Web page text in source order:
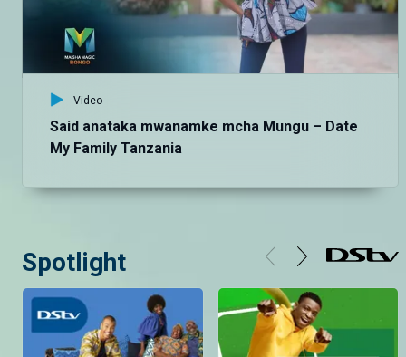
Video
Said anataka mwanamke mcha Mungu – Date
My Family Tanzania
Spotlight